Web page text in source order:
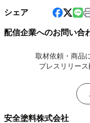
シェア
配信企業へのお問い合
取材依頼・商品
プレスリリース
安全塗料株式会社